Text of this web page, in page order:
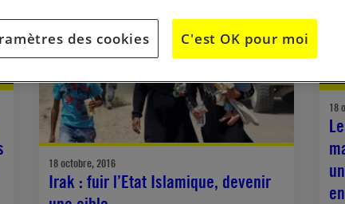
18 octobre, 2016
Irak : fuir l’Etat Islamique, devenir
18
des cookies C'est OK pour moi